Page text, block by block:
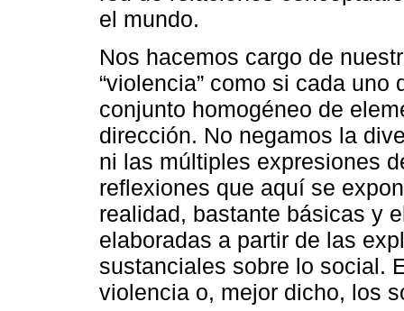
el mundo.
Nos hacemos cargo de
“violencia” como si cada
conjunto homogéneo de
dirección. No negamos la
ni las múltiples expresiones
reflexiones que aquí se
realidad, bastante básicas y
elaboradas a partir de las
sustanciales sobre lo social.
violencia o, mejor dicho, los